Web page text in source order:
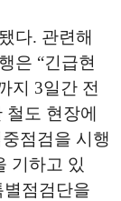
다. 관련해
은 “긴급현
지 3일간 전
도 현장에
점검을 시행
기하고 있
별점검단을